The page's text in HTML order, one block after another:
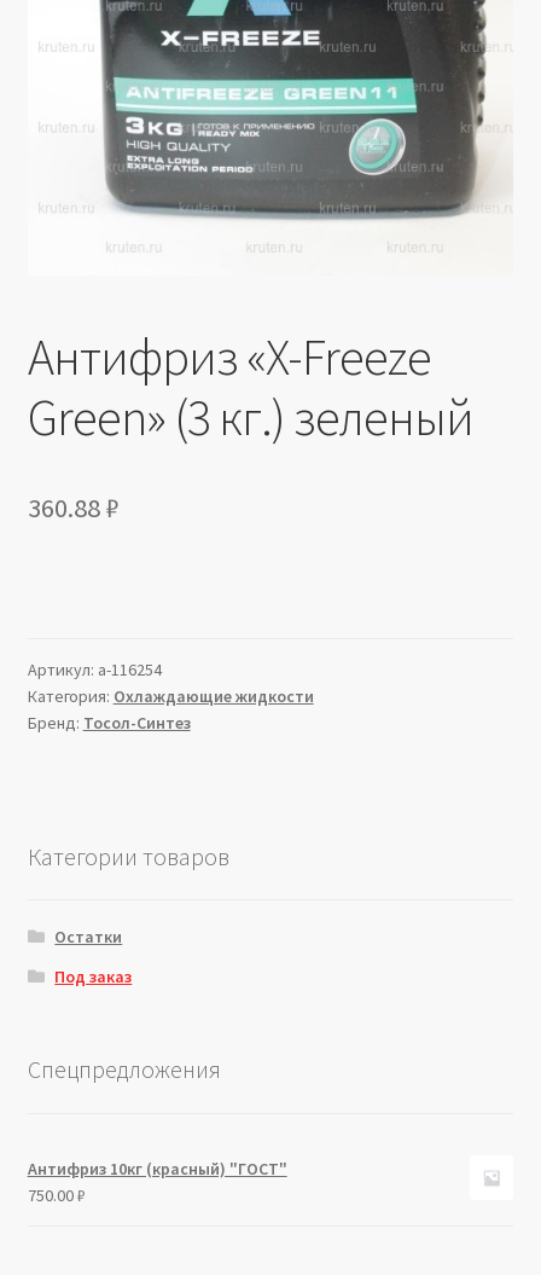
Антифриз «X-Freeze
Green» (3 кг.) зеленый
360.88₽
Артикул: a-116254
Категория: Охлаждающие жидкости
Бренд: Тосол-Синтез
Категории товаров
Остатки
Под заказ
Спецпредложения
Антифриз 10кг (красный) "ГОСТ"
750.00₽